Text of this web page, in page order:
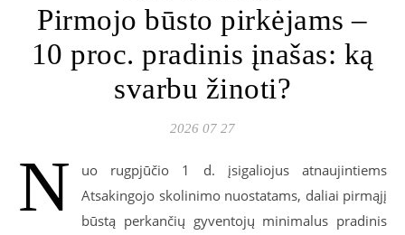
Pirmojo būsto pirkėjams –
10 proc. pradinis įnašas: ką
svarbu žinoti?
2026 07 27
N
uo rugpjūčio 1 d. įsigaliojus atnaujintiems
Atsakingojo skolinimo nuostatams, daliai pirmąjį
būstą perkančių gyventojų minimalus pradinis